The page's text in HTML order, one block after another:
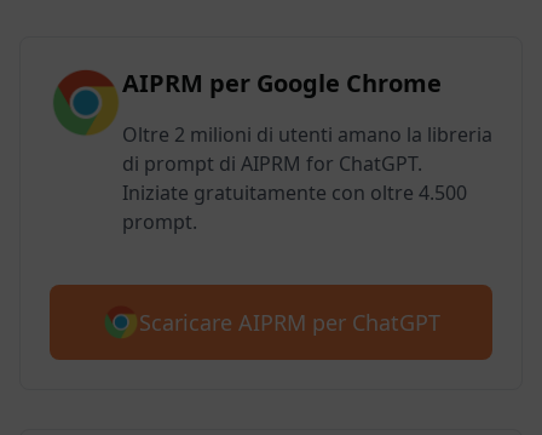
AIPRM per Google Chrome
Oltre 2 milioni di utenti amano la libreria
di prompt di AIPRM for ChatGPT.
Iniziate gratuitamente con oltre 4.500
prompt.
Scaricare AIPRM per ChatGPT